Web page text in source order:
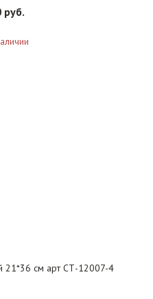
руб.
21*36 см арт СТ-12007-4